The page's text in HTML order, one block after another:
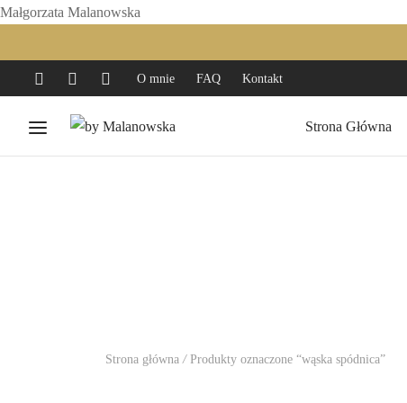
Małgorzata Malanowska
O mnie FAQ Kontakt
Strona Główna
Strona główna /Produkty oznaczone “wąska spódnica”